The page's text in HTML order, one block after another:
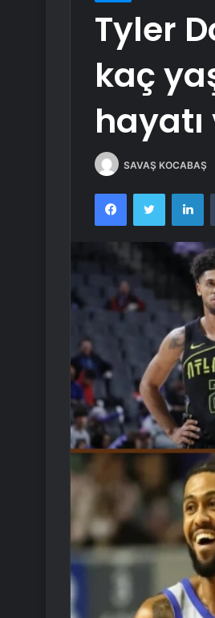
Tyler
kaç
SAVAŞ KOCABAŞ
FacebookTwitter